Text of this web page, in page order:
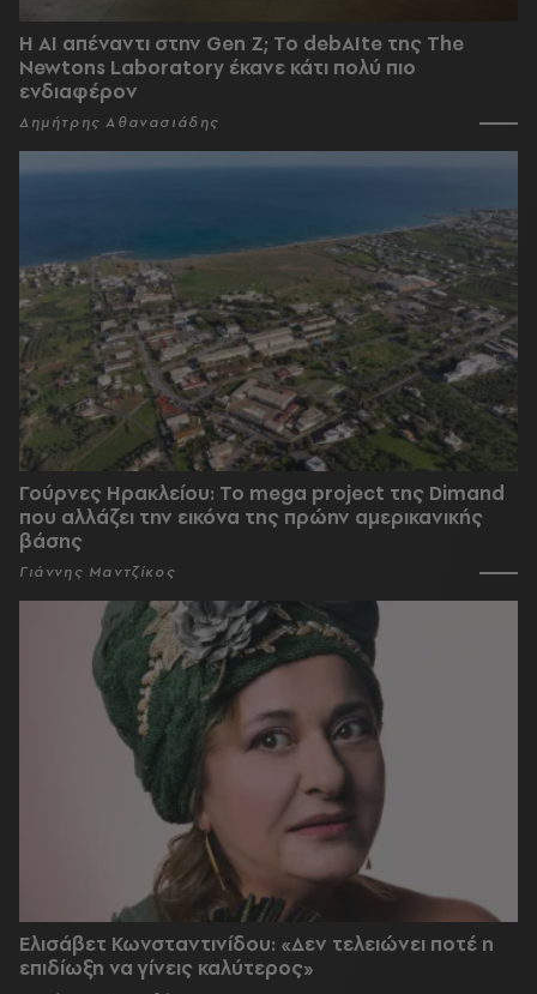
Η AI απέναντι στην Gen Z; Το debAIte της The
Newtons Laboratory έκανε κάτι πολύ πιο
ενδιαφέρον
Δημήτρης Αθανασιάδης
Γούρνες Ηρακλείου: To mega project της Dimand
που αλλάζει την εικόνα της πρώην αμερικανικής
βάσης
Γιάννης Μαντζίκος
Ελισάβετ Κωνσταντινίδου: «Δεν τελειώνει ποτέ η
επιδίωξη να γίνεις καλύτερος»